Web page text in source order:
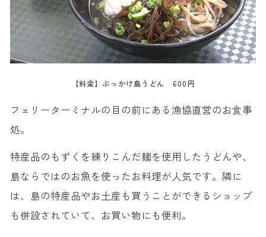
【料金】ぶっかけ島うどん 600円
フェリーターミナルの目の前にある漁協直営のお食事
処。
特産品のもずくを練りこんだ麺を使用したうどんや、
島ならではのお魚を使ったお料理が人気です。隣に
は、島の特産品やお土産も買うことができるショップ
も併設されていて、お買い物にも便利。